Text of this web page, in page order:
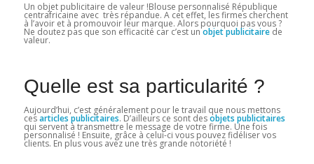
Un objet publicitaire de valeur !Blouse personnalisé République
centrafricaine avec très répandue. A cet effet, les firmes cherchent
à l’avoir et à promouvoir leur marque. Alors pourquoi pas vous ?
Ne doutez pas que son efficacité car c’est unobjet publicitairede
valeur.
Quelle est sa particularité ?
Aujourd’hui, c’est généralement pour le travail que nous mettons
cesarticles publicitaires. D’ailleurs ce sont desobjets publicitaires
qui servent à transmettre le message de votre firme. Une fois
personnalisé ! Ensuite, grâce à celui-ci vous pouvez fidéliser vos
clients. En plus vous avez une très grande notoriété !